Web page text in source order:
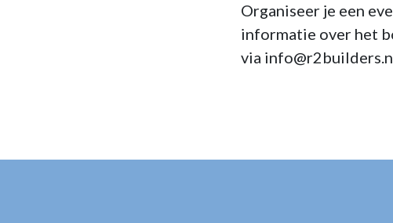
Organiseer je een
informatie over het
via